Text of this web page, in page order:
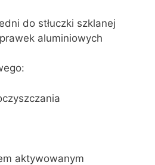
do stłuczki szklanej
aluminiowych
aktywowanym